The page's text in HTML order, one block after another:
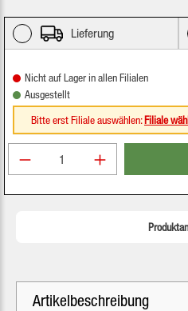
Lieferung
Nicht auf Lager in allen Filialen
Ausgestellt
Bitte erst Filiale auswählen:Filiale
Produkt Anzahl: Gib den
Artikelbeschreibung